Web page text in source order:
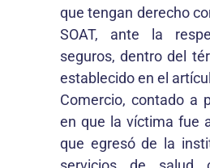
que tengan derecho
SOAT, ante la
seguros, dentro del
establecido en el
Comercio, contado a
en que la víctima fue
que egresó de la